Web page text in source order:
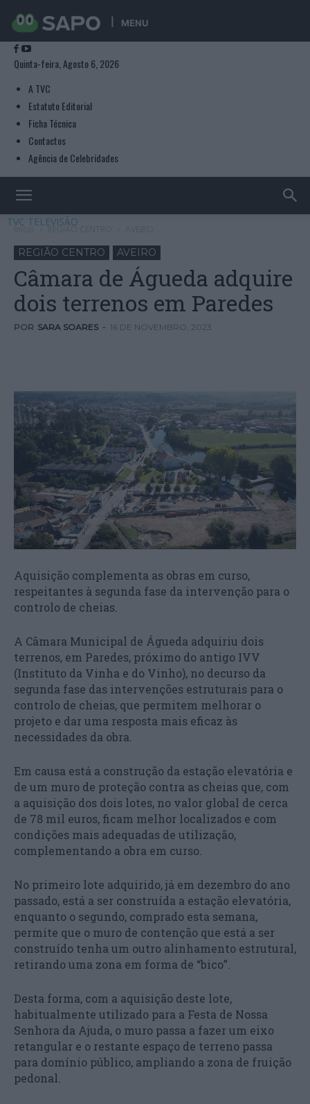
MENU
Quinta-feira, Agosto 6, 2026
A TVC
Estatuto Editorial
Ficha Técnica
Contactos
Agência de Celebridades
TVC TELEVISÃO
Início REGIÃO CENTRO
REGIÃO CENTRO AVEIRO
Câmara de Águeda adquire
dois terrenos em Paredes
POR SARA SOARES - 16 DE NOVEMBRO, 2023
Aquisição complementa as obras em curso,
respeitantes à segunda fase da intervenção para o
controlo de cheias.
A Câmara Municipal de Águeda adquiriu dois
terrenos, em Paredes, próximo do antigo IVV
(Instituto da Vinha e do Vinho), no decurso da
segunda fase das intervenções estruturais para o
controlo de cheias, que permitem melhorar o
projeto e dar uma resposta mais eficaz às
necessidades da obra.
Em causa está a construção da estação elevatória e
de um muro de proteção contra as cheias que, com
a aquisição dos dois lotes, no valor global de cerca
de 78 mil euros, ficam melhor localizados e com
condições mais adequadas de utilização,
complementando a obra em curso.
No primeiro lote adquirido, já em dezembro do ano
passado, está a ser construída a estação elevatória,
enquanto o segundo, comprado esta semana,
permite que o muro de contenção que está a ser
construído tenha um outro alinhamento estrutural,
retirando uma zona em forma de “bico”.
Desta forma, com a aquisição deste lote,
habitualmente utilizado para a Festa de Nossa
Senhora da Ajuda, o muro passa a fazer um eixo
retangular e o restante espaço de terreno passa
para domínio público, ampliando a zona de fruição
pedonal.